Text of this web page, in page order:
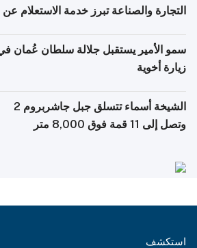
التجارة والصناعة تبرز خدمة الاستعلام عن
سمو الأمير يستقبل جلالة سلطان عُمان
زيارة أخوية
الشيخة أسماء تتسلق جبل جاشربروم 2
وتصل إلى 11 قمة فوق 8,000 متر
استكشف